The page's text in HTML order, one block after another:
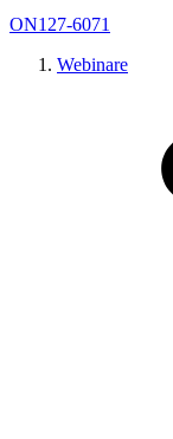
ON127-6071
Webinare